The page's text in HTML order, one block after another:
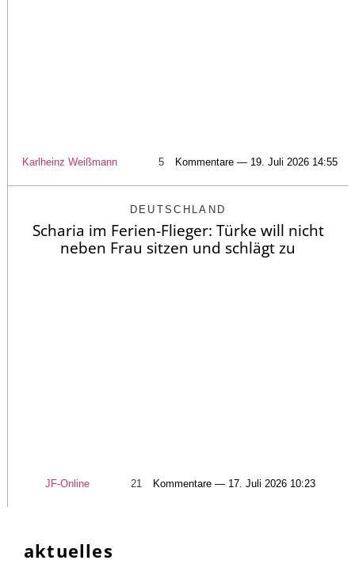
Karlheinz Weißmann 5 Kommentare — 19. Juli 2026 14:55
DEUTSCHLAND
Scharia im Ferien-Flieger: Türke will nicht
neben Frau sitzen und schlägt zu
JF-Online 21 Kommentare — 17. Juli 2026 10:23
aktuelles